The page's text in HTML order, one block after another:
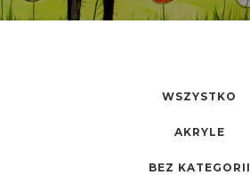
WSZYSTKO
AKRYLE
BEZ KATEGORII